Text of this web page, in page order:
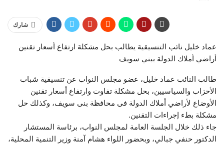
شارك
عماد خليل نائب التنسيقية يطالب بحل مشكلة ارتفاع أسعار تقنين
أراضي أملاك الدولة ببني سويف
طالب النائب عماد خليل، عضو مجلس النواب عن تنسيقية شباب
الأحزاب والسياسيين، بحل مشكلة تفاوت وارتفاع أسعار تقنين
الأوضاع لأراضي أملاك الدولة فى محافظة بنى سويف، وكذلك حل
مشكلة بطء إجراءات التقنين.
جاء ذلك خلال الجلسة العامة لمجلس النواب، برئاسة المستشار
الدكتور حنفي جبالي، وبحضور اللواء هشام آمنة وزير التنمية المحلية،